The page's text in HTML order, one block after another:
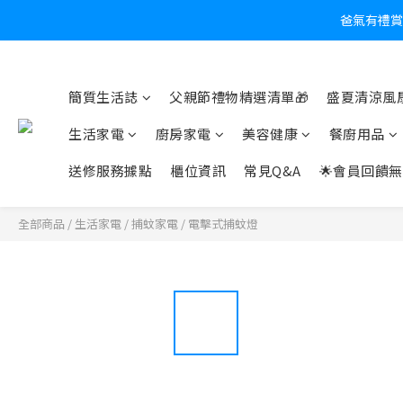
爸氣有禮
簡質生活誌 父親節禮物精選清單🎁
盛夏清涼
生活家電
廚房家電 美容健康
餐廚用品
送修服務據點
櫃位資訊 常見Q&A 🌟會員回饋
全部商品 / 生活家電 /捕蚊家電 / 電擊式捕蚊燈